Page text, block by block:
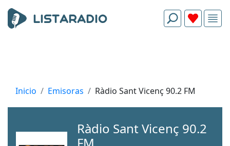
Inicio Emisoras Ràdio Sant Vicenç 90.2 FM
Ràdio Sant Vicenç 90.2